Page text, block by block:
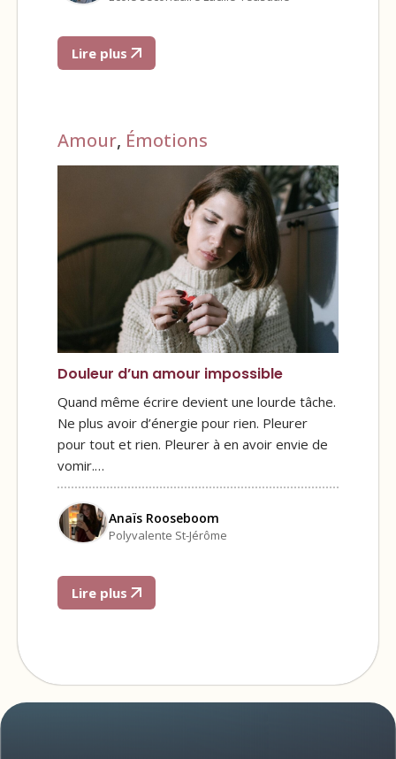
Lire plus
Amour, Émotions
Douleur d’un amour impossible
Quand même écrire devient une lourde tâche.
Ne plus avoir d’énergie pour rien. Pleurer
pour tout et rien. Pleurer à en avoir envie de
vomir.…
Anaïs Rooseboom
Polyvalente St-Jérôme
Lire plus